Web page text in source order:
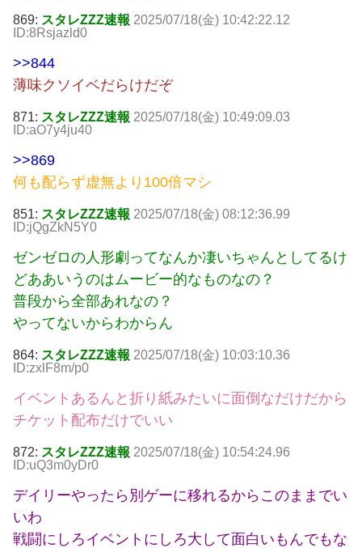
869: スタレZZZ速報 2025/07/18(金) 10:42:22.12
ID:8Rsjazld0
>>844
薄味クソイベだらけだぞ
871: スタレZZZ速報 2025/07/18(金) 10:49:09.03
ID:aO7y4ju40
>>869
何も配らず虚無より100倍マシ
851: スタレZZZ速報 2025/07/18(金) 08:12:36.99
ID:jQgZkN5Y0
ゼンゼロの人形劇ってなんか凄いちゃんとしてるけ
どああいうのはムービー的なものなの？
普段から全部あれなの？
やってないからわからん
864: スタレZZZ速報 2025/07/18(金) 10:03:10.36
ID:zxlF8m/p0
イベントあるんと折り紙みたいに面倒なだけだから
チケット配布だけでいい
872: スタレZZZ速報 2025/07/18(金) 10:54:24.96
ID:uQ3m0yDr0
デイリーやったら別ゲーに移れるからこのままでい
いわ
戦闘にしろイベントにしろ大して面白いもんでもな